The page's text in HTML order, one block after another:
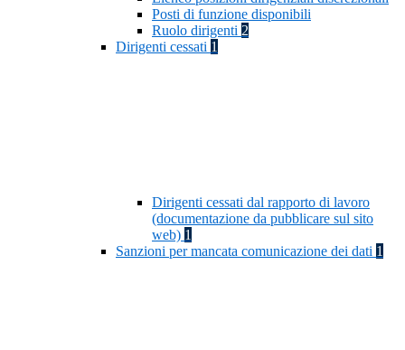
Posti di funzione disponibili
Ruolo dirigenti 2
Dirigenti cessati 1
Dirigenti cessati dal rapporto di lavoro
(documentazione da pubblicare sul sito
web) 1
Sanzioni per mancata comunicazione dei dati 1